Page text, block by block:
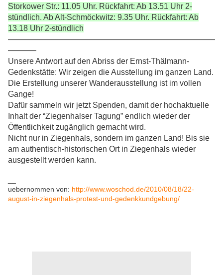
Storkower Str.: 11.05 Uhr. Rückfahrt: Ab 13.51 Uhr 2-
stündlich. Ab Alt-Schmöckwitz: 9.35 Uhr. Rückfahrt: Ab
13.18 Uhr 2-stündlich
——————————————————————————
———–
Unsere Antwort auf den Abriss der Ernst-Thälmann-
Gedenkstätte: Wir zeigen die Ausstellung im ganzen Land.
Die Erstellung unserer Wanderausstellung ist im vollen
Gange!
Dafür sammeln wir jetzt Spenden, damit der hochaktuelle
Inhalt der “Ziegenhalser Tagung” endlich wieder der
Öffentlichkeit zugänglich gemacht wird.
Nicht nur in Ziegenhals, sondern im ganzen Land! Bis sie
am authentisch-historischen Ort in Ziegenhals wieder
ausgestellt werden kann.
uebernommen von: http://www.woschod.de/2010/08/18/22-
august-in-ziegenhals-protest-und-gedenkkundgebung/